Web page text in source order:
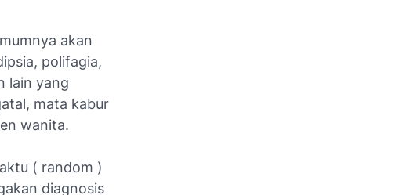
akan
polifagia,
lain yang
mata kabur
wanita.
( random )
diagnosis